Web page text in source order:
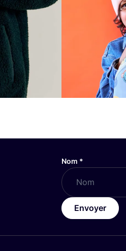
Nom *
Envoyer